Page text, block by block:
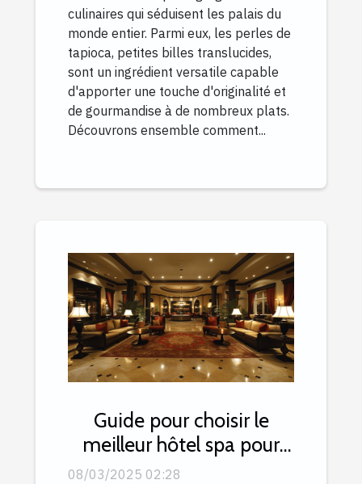
culinaires qui séduisent les palais du
monde entier. Parmi eux, les perles de
tapioca, petites billes translucides,
sont un ingrédient versatile capable
d'apporter une touche d'originalité et
de gourmandise à de nombreux plats.
Découvrons ensemble comment...
Guide pour choisir le
meilleur hôtel spa pour
une escapade relaxante
08/03/2025 02:28